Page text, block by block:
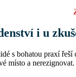
i u
s bohatou praxí
místo a